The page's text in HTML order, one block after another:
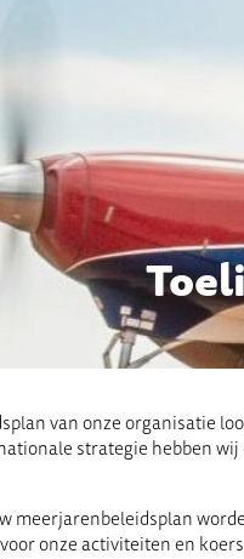
van onze organisatie
strategie hebben
meerjarenbeleidsplan
onze activiteiten en